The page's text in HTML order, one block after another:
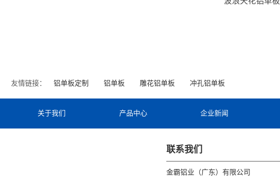
友情链接： 铝单板定制 铝单板 雕花铝单板 冲孔铝单板
关于我们 产品中心 企业新闻
联系我们
金霸铝业（广东）有限公司